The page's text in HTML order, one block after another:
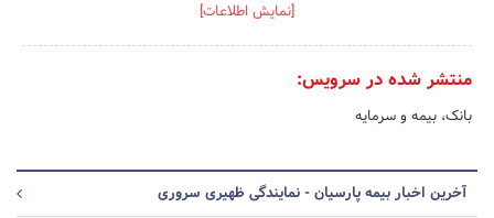
[نمایش اطلاعات]
منتشر شده در سرویس:
بانک، بیمه و سرمایه
آخرین اخبار بیمه پارسیان - نمایندگی ظهیری سروری